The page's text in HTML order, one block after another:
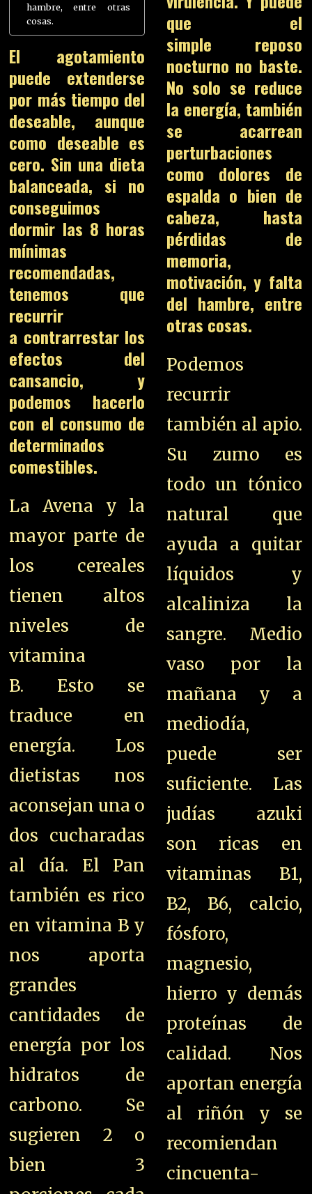
hambre, entre otras
cosas.
El agotamiento
puede extenderse
por más tiempo del
deseable, aunque
como deseable es
cero. Sin una dieta
balanceada, si no
conseguimos
dormir las 8 horas
mínimas
recomendadas,
tenemos que
recurrir
a contrarrestar los
efectos del
cansancio, y
podemos hacerlo
con el consumo de
determinados
comestibles.
La Avena y la
mayor parte de
los cereales
tienen altos
niveles de
vitamina
B. Esto se
traduce en
energía. Los
dietistas nos
aconsejan una o
dos cucharadas
al día. El Pan
también es rico
en vitamina B y
nos aporta
grandes
cantidades de
energía por los
hidratos de
carbono. Se
sugieren 2 o
bien 3
que el
simple reposo
nocturno no baste.
No solo se reduce
la energía, también
se acarrean
perturbaciones
como dolores de
espalda o bien de
cabeza, hasta
pérdidas de
memoria,
motivación, y falta
del hambre, entre
otras cosas.
Podemos
recurrir
también al apio.
Su zumo es
todo un tónico
natural que
ayuda a quitar
líquidos y
alcaliniza la
sangre. Medio
vaso por la
mañana y a
mediodía,
puede ser
suficiente. Las
judías azuki
son ricas en
vitaminas B1,
B2, B6, calcio,
fósforo,
magnesio,
hierro y demás
proteínas de
calidad. Nos
aportan energía
al riñón y se
recomiendan
cincuenta-